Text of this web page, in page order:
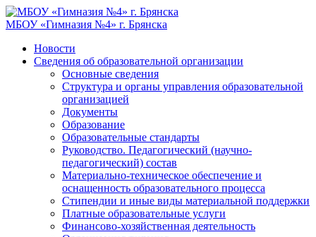
МБОУ «Гимназия №4» г. Брянска
Новости
Сведения об образовательной организации
Основные сведения
Структура и органы управления образовательной
организацией
Документы
Образование
Образовательные стандарты
Руководство. Педагогический (научно-
педагогический) состав
Материально-техническое обеспечение и
оснащенность образовательного процесса
Стипендии и иные виды материальной поддержки
Платные образовательные услуги
Финансово-хозяйственная деятельность